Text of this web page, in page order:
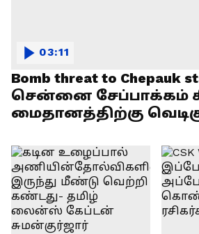
Bomb threat to Chepauk
சென்னை சேப்பாக்கம்
மைதானத்திற்கு
03:11